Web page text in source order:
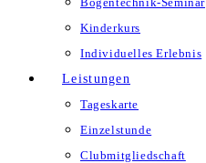
Kinderkurs
Individuelles Erlebnis
Leistungen
Tageskarte
Einzelstunde
Clubmitgliedschaft